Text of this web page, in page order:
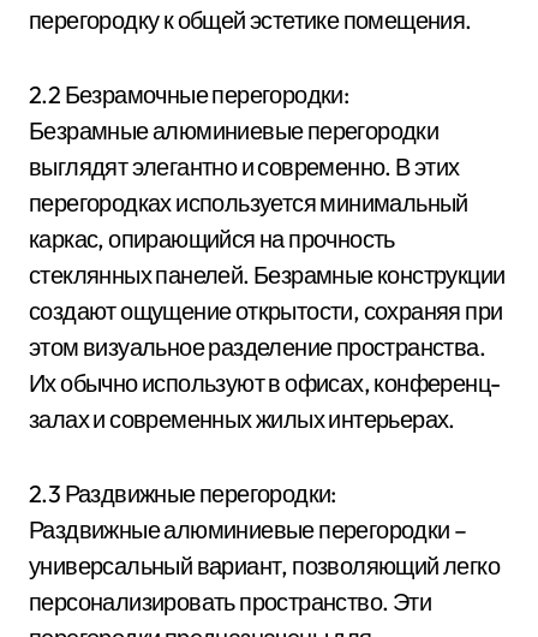
перегородку к общей эстетике помещения.
2.2 Безрамочные перегородки:
Безрамные алюминиевые перегородки
выглядят элегантно и современно. В этих
перегородках используется минимальный
каркас, опирающийся на прочность
стеклянных панелей. Безрамные конструкции
создают ощущение открытости, сохраняя при
этом визуальное разделение пространства.
Их обычно используют в офисах, конференц-
залах и современных жилых интерьерах.
2.3 Раздвижные перегородки:
Раздвижные алюминиевые перегородки –
универсальный вариант, позволяющий легко
персонализировать пространство. Эти